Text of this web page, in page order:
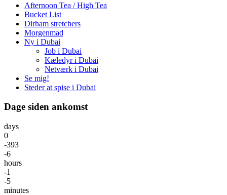
Afternoon Tea / High Tea
Bucket List
Dirham stretchers
Morgenmad
Ny i Dubai
Job i Dubai
Kæledyr i Dubai
Netværk i Dubai
Se mig!
Steder at spise i Dubai
Dage siden ankomst
days
0
-393
-6
hours
-1
-5
minutes